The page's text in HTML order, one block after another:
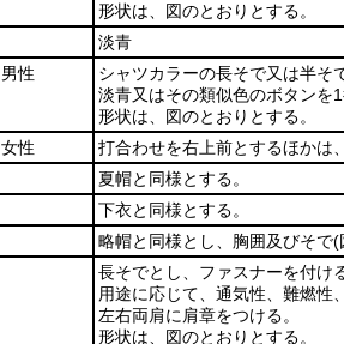
形状は、図のとおりとする。
淡青
男性
シャツカラーの長そで又は半そ
淡青又はその類似色のボタンを1
形状は、図のとおりとする。
女性
打合わせを右上前とするほかは
夏帽と同様とする。
下衣と同様とする。
略帽と同様とし、胸囲及びそで(
長そでとし、ファスナーを付け
用途に応じて、通気性、難燃性
左右両肩に肩章をつける。
形状は、図のとおりとする。